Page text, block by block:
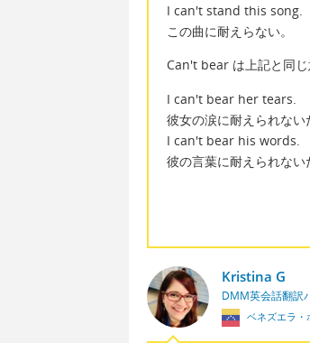
I can't stand this song.
この曲に耐えらない。
Can't bear は上記と同じ
I can't bear her tears.
彼女の涙に耐えられない
I can't bear his words.
彼の言葉に耐えられない
Kristina G
DMM英会話翻訳
ベネズエラ・